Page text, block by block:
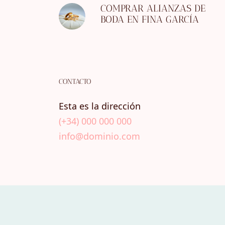
COMPRAR ALIANZAS DE
BODA EN FINA GARCÍA
CONTACTO
Esta es la dirección
(+34) 000 000 000
info@dominio.com